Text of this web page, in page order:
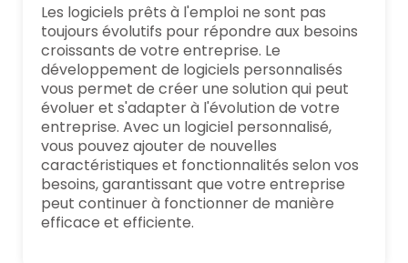
Les logiciels prêts à l'emploi ne sont pas
toujours évolutifs pour répondre aux besoins
croissants de votre entreprise. Le
développement de logiciels personnalisés
vous permet de créer une solution qui peut
évoluer et s'adapter à l'évolution de votre
entreprise. Avec un logiciel personnalisé,
vous pouvez ajouter de nouvelles
caractéristiques et fonctionnalités selon vos
besoins, garantissant que votre entreprise
peut continuer à fonctionner de manière
efficace et efficiente.